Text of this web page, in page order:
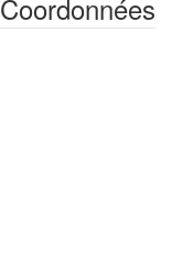
Coordonnées